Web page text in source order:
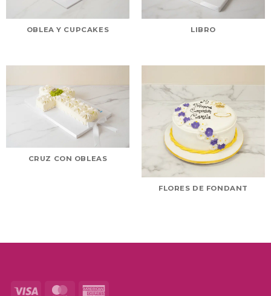
OBLEA Y CUPCAKES LIBRO
CRUZ CON OBLEAS
FLORES DE FONDANT
Visa MasterCard